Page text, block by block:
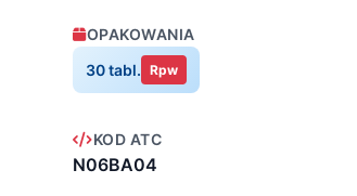
OPAKOWANIA
30 tabl. Rpw
KOD ATC
N06BA04